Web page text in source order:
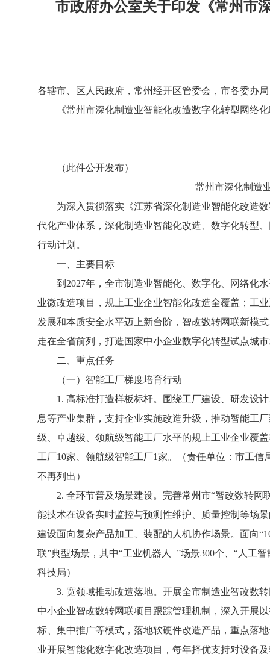
市政府办公室关于印发《常州市
各辖市、区人民政府，常州经开区管委会，市各委办
《常州市深化制造业智能化改造数字化转型网络化
（此件公开发布）
常州市深化制造
为深入贯彻落实《江苏省深化制造业智能化改造数
代化产业体系，深化制造业智能化改造、数字化转型
行动计划。
一、主要目标
到2027年，全市制造业智能化、数字化、网络化水
业微改造项目，规上工业企业智能化改造全覆盖；工
发展和本质安全水平迈上新台阶，智改数转网联新模
走在全省前列，打造国家中小企业数字化转型试点城
二、重点任务
（一）智能工厂梯度培育行动
1. 高标准打造样板标杆。围绕工厂建设、研发设计
息等产业集群，支持企业实施改造升级，推动智能工
级、卓越级、领航级智能工厂水平的规上工业企业覆
工厂10家、领航级智能工厂1家。（责任单位：市工
不再列出）
2. 全环节普及场景建设。完善常州市“智改数转网
能技术在设备实时监控与预测性维护、质量控制等场
建设面向复杂产品加工、装配的人机协作场景。面向
联”典型场景，其中“工业机器人+”场景300个、“人工
科技局）
3. 宽领域推动改造落地。开展全市制造业智改数转
中小企业智改数转网联项目跟踪管理机制，深入开展
标、集中推广等模式，落地软硬件改造产品，重点落
业开展智能化数字化改造项目，每年择优支持对设备